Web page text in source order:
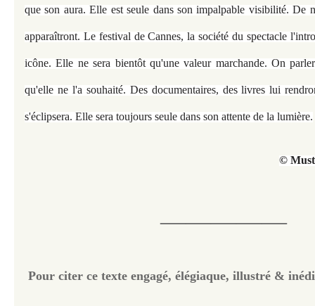
que son aura. Elle est seule dans son impalpable visibilité. De
apparaîtront. Le festival de Cannes, la société du spectacle
icône. Elle ne sera bientôt qu'une valeur marchande. On
qu'elle ne l'a souhaité. Des documentaires, des livres lui
s'éclipsera. Elle sera toujours seule dans son attente de la lumière.
©
—————
Pour citer ce texte engagé, élégiaque, illustré &